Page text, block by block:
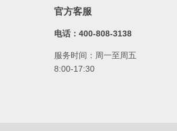
官方客服
电话：400-808-3138
服务时间：周一至周五
8:00-17:30